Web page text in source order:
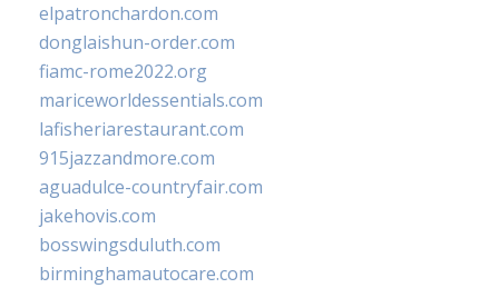
elpatronchardon.com
donglaishun-order.com
fiamc-rome2022.org
mariceworldessentials.com
lafisheriarestaurant.com
915jazzandmore.com
aguadulce-countryfair.com
jakehovis.com
bosswingsduluth.com
birminghamautocare.com